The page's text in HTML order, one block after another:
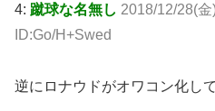
4: 蹴球な名無し 2018/12/28(
ID:Go/H+Swed
逆にロナウドがオワコン化し